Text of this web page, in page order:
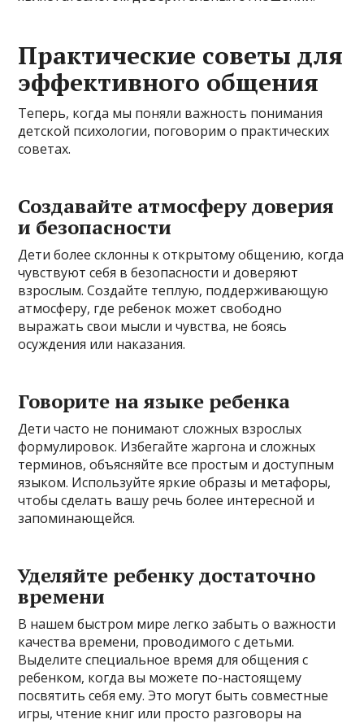
Практические советы для
эффективного общения
Теперь, когда мы поняли важность понимания
детской психологии, поговорим о практических
советах.
Создавайте атмосферу доверия
и безопасности
Дети более склонны к открытому общению, когда
чувствуют себя в безопасности и доверяют
взрослым. Создайте теплую, поддерживающую
атмосферу, где ребенок может свободно
выражать свои мысли и чувства, не боясь
осуждения или наказания.
Говорите на языке ребенка
Дети часто не понимают сложных взрослых
формулировок. Избегайте жаргона и сложных
терминов, объясняйте все простым и доступным
языком. Используйте яркие образы и метафоры,
чтобы сделать вашу речь более интересной и
запоминающейся.
Уделяйте ребенку достаточно
времени
В нашем быстром мире легко забыть о важности
качества времени, проводимого с детьми.
Выделите специальное время для общения с
ребенком, когда вы можете по-настоящему
посвятить себя ему. Это могут быть совместные
игры, чтение книг или просто разговоры на